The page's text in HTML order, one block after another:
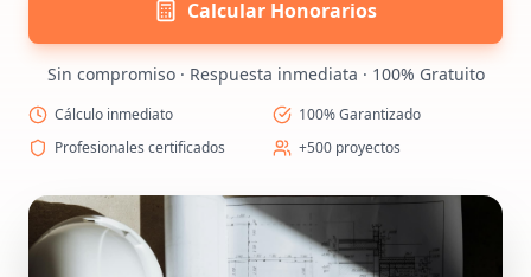
Calcular Honorarios
Sin compromiso · Respuesta inmediata · 100% Gratuito
Cálculo inmediato
100% Garantizado
Profesionales certificados
+500 proyectos